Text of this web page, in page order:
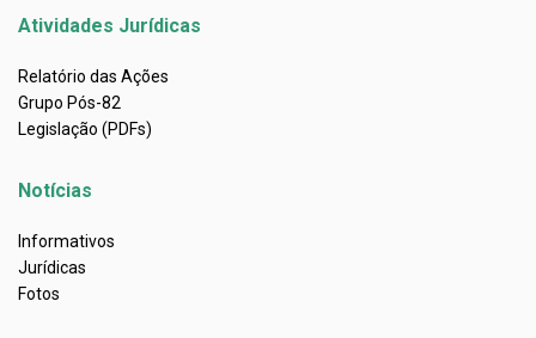
Atividades Jurídicas
Relatório das Ações
Grupo Pós-82
Legislação (PDFs)
Notícias
Informativos
Jurídicas
Fotos